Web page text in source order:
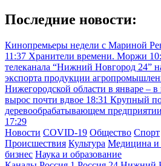
Последние новости:
Кинопремьеры недели с Мариной
11:37 Хранители времени. Моржи
телеканала “Нижний Новгород 24”
экспорта продукции
Нижегородской области в январе –
вырос почти вдвое 18:31 Крупный
деревообрабатывающем
17:29
Новости COVID-19 Общество Спорт
Происшествия Культура Медицина и
бизнес Наука и образование